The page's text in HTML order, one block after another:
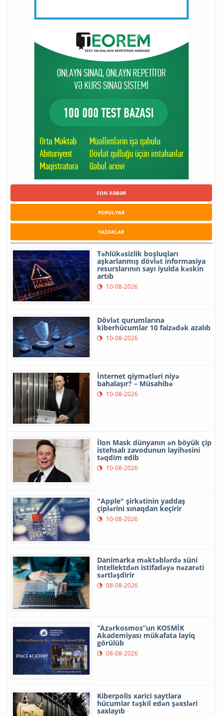
SON XƏBƏR
POPULYAR
YAZARLAR
Təhlükəsizlik boşluqları
aşkarlanmış dövlət informasiya
resurslarının sayı iyulda kəskin
artıb
10-08-2026
Dövlət qurumlarına
kiberhücumlar 10 faizədək azalıb
10-08-2026
İnternet qiymətləri niyə
bahalaşır? – Müsahibə
10-08-2026
İlon Mask dünyanın ən böyük çip
istehsalı zavodunun layihəsini
təqdim edib
10-08-2026
"Apple" şirkətinin yaddaş
çiplərini sınaqdan keçirir
10-08-2026
Danimarka məktəblərdə süni
intellektdən istifadəyə nəzarəti
sərtləşdirir
08-08-2026
“Azərkosmos”un KOSMİK
Akademiyası mükafata layiq
görülüb
08-08-2026
Kiberpolis xarici saytlara
hücumlar təşkil edən şəxsləri
saxlayıb